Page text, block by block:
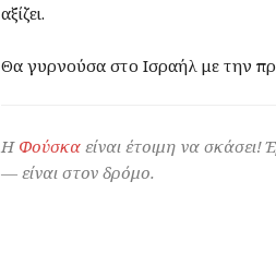
αξίζει.
Θα γυρνούσα στο Ισραήλ με την
Η Φούσκα είναι έτοιμη να σκάσει!
— είναι στον δρόμο.